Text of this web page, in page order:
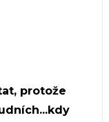
protože